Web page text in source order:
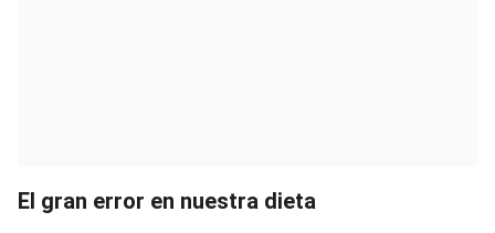
El gran error en nuestra dieta